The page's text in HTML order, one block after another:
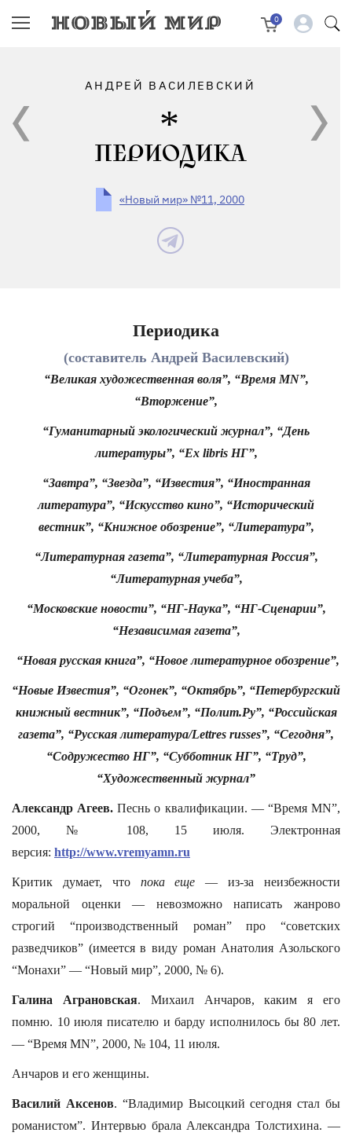
0
АНДРЕЙ ВАСИЛЕВСКИЙ
ПЕРИОДИКА
«Новый мир» №11, 2000
Периодика
(составитель Андрей Василевский)
“Великая художественная воля”, “Время MN”,
“Вторжение”,
“Гуманитарный экологический журнал”, “День
литературы”, “Ex libris НГ”,
“Завтра”, “Звезда”, “Известия”, “Иностранная
литература”, “Искусство кино”, “Исторический
вестник”, “Книжное обозрение”, “Литература”,
“Литературная газета”, “Литературная Россия”,
“Литературная учеба”,
“Московские новости”, “НГ-Наука”, “НГ-Сценарии”,
“Независимая газета”,
“Новая русская книга”, “Новое литературное обозрение”,
“Новые Известия”, “Огонек”, “Октябрь”, “Петербургский
книжный вестник”, “Подъем”, “Полит.Ру”, “Российская
газета”, “Русская литература/Lettres russes”, “Сегодня”,
“Содружество НГ”, “Субботник НГ”, “Труд”,
“Художественный журнал”
Александр Агеев. Песнь о квалификации. — “Время MN”,
2000, № 108, 15 июля. Электронная
версия: http://www.vremyamn.ru
Критик думает, что пока еще — из-за неизбежности
моральной оценки — невозможно написать жанрово
строгий “производственный роман” про “советских
разведчиков” (имеется в виду роман Анатолия Азольского
“Монахи” — “Новый мир”, 2000, № 6).
Галина Аграновская. Михаил Анчаров, каким я его
помню. 10 июля писателю и барду исполнилось бы 80 лет.
— “Время MN”, 2000, № 104, 11 июля.
Анчаров и его женщины.
Василий Аксенов. “Владимир Высоцкий сегодня стал бы
романистом”. Интервью брала Александра Толстихина. —